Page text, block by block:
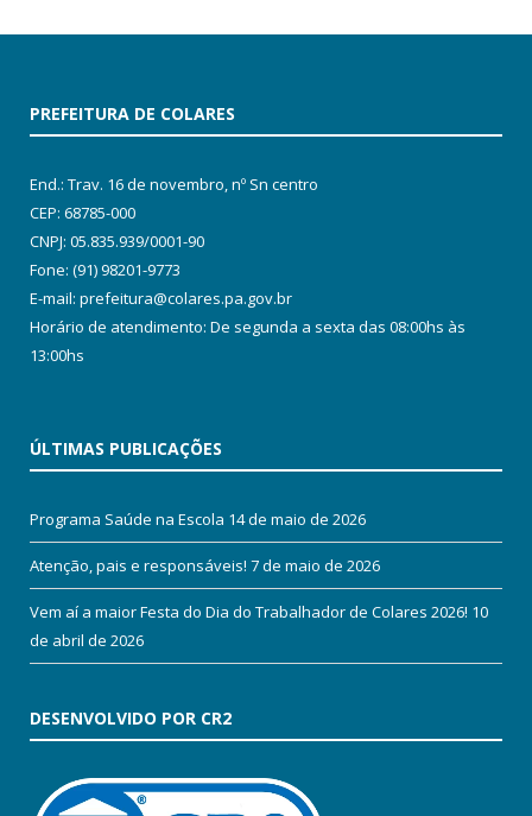
PREFEITURA DE COLARES
End.: Trav. 16 de novembro, nº Sn centro
CEP: 68785-000
CNPJ: 05.835.939/0001-90
Fone: (91) 98201-9773
E-mail: prefeitura@colares.pa.gov.br
Horário de atendimento: De segunda a sexta das 08:00hs às
13:00hs
ÚLTIMAS PUBLICAÇÕES
Programa Saúde na Escola 14 de maio de 2026
Atenção, pais e responsáveis! 7 de maio de 2026
Vem aí a maior Festa do Dia do Trabalhador de Colares 2026! 10
de abril de 2026
DESENVOLVIDO POR CR2